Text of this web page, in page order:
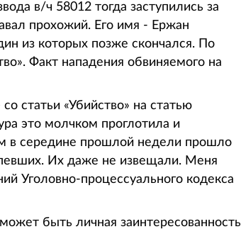
в/ч 58012 тогда заступились за
прохожий. Его имя - Ержан
из которых позже скончался. По
Факт нападения обвиняемого на
статьи «Убийство» на статью
это молчком проглотила и
в середине прошлой недели прошло
Их даже не извещали. Меня
Уголовно-процессуального кодекса
быть личная заинтересованность